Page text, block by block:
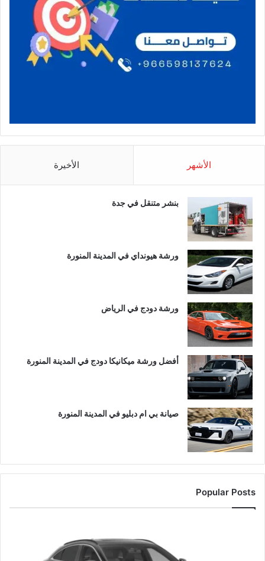
الأشهر الأخيرة
بنشر متنقل في جدة
ورشة هيونداي في المدينة المنورة
ورشة دودج في الرياض
أفضل ورشة ميكانيكا دودج في المدينة المنورة
صيانة بي ام دبليو في المدينة المنورة
Popular Posts